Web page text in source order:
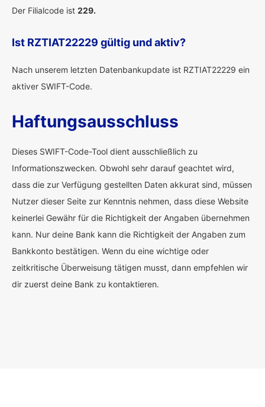
Der Filialcode ist 229.
Ist RZTIAT22229 gültig und aktiv?
Nach unserem letzten Datenbankupdate ist RZTIAT22229 ein
aktiver SWIFT-Code.
Haftungsausschluss
Dieses SWIFT-Code-Tool dient ausschließlich zu
Informationszwecken. Obwohl sehr darauf geachtet wird,
dass die zur Verfügung gestellten Daten akkurat sind, müssen
Nutzer dieser Seite zur Kenntnis nehmen, dass diese Website
keinerlei Gewähr für die Richtigkeit der Angaben übernehmen
kann. Nur deine Bank kann die Richtigkeit der Angaben zum
Bankkonto bestätigen. Wenn du eine wichtige oder
zeitkritische Überweisung tätigen musst, dann empfehlen wir
dir zuerst deine Bank zu kontaktieren.